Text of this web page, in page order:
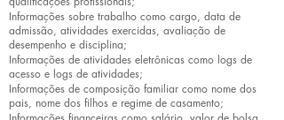
Informações sobre trabalho como cargo, data de
admissão, atividades exercidas, avaliação de
desempenho e disciplina;
Informações de atividades eletrônicas como logs de
acesso e logs de atividades;
Informações de composição familiar como nome dos
pais, nome dos filhos e regime de casamento;